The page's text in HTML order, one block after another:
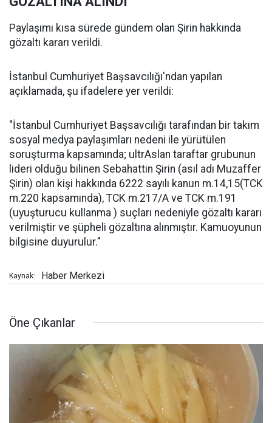
Paylaşımı kısa sürede gündem olan Şirin hakkında
gözaltı kararı verildi.
İstanbul Cumhuriyet Başsavcılığı'ndan yapılan
açıklamada, şu ifadelere yer verildi:
"İstanbul Cumhuriyet Başsavcılığı tarafından bir takım
sosyal medya paylaşımları nedeni ile yürütülen
soruşturma kapsamında; ultrAslan taraftar grubunun
lideri olduğu bilinen Sebahattin Şirin (asıl adı Muzaffer
Şirin) olan kişi hakkında 6222 sayılı kanun m.14,15(TCK
m.220 kapsamında), TCK m.217/A ve TCK m.191
(uyuşturucu kullanma ) suçları nedeniyle gözaltı kararı
verilmiştir ve şüpheli gözaltına alınmıştır. Kamuoyunun
bilgisine duyurulur."
Kaynak: Haber Merkezi
Öne Çıkanlar